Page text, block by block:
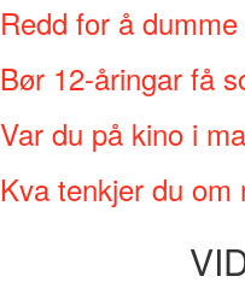
Redd for å
Bør 12-åringar få
Var du på kino i
Kva tenkjer du om